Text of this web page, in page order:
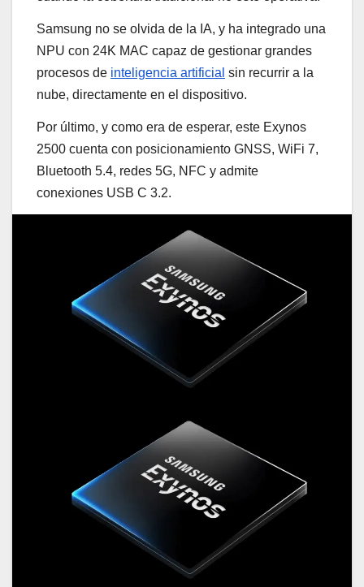
Samsung no se olvida de la IA, y ha integrado una
NPU con 24K MAC capaz de gestionar grandes
procesos de inteligencia artificial sin recurrir a la
nube, directamente en el dispositivo.
Por último, y como era de esperar, este Exynos
2500 cuenta con posicionamiento GNSS, WiFi 7,
Bluetooth 5.4, redes 5G, NFC y admite
conexiones USB C 3.2.